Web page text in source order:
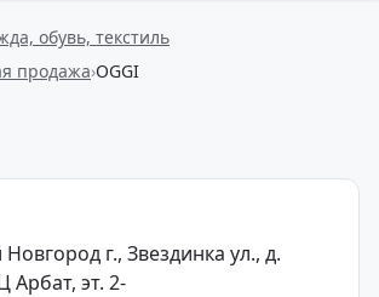
обувь, текстиль
продажа OGGI
г., Звездинка ул., д.
Арбат, эт. 2-